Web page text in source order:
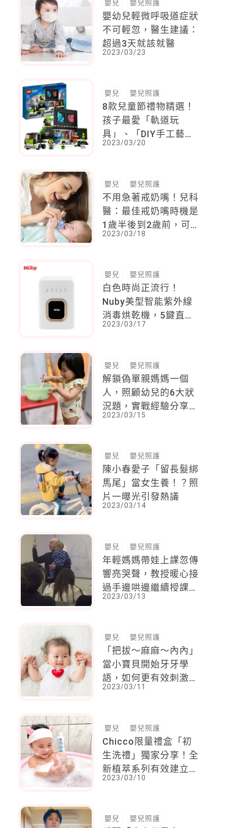
嬰兒 嬰兒照護
嬰幼兒輕微呼吸道症狀
不可輕忽，醫生建議：
超過3天就該就醫
2023/03/23
嬰兒 嬰兒照護
8款兒童節禮物精選！
孩子最愛「軌道玩
具」、「DIY手工藝」
系列，父母最愛孩子拆
2023/03/20
嬰兒 嬰兒照護
不用急著戒奶嘴！兒科
醫：最佳戒奶嘴時機是
1歲半後到2歲前，可以
試試這樣做
2023/03/18
嬰兒 嬰兒照護
白色時尚正流行！
Nuby美型智能紫外線
消毒烘乾機，5鍵直覺
功能，輕鬆維持孩子食
2023/03/17
嬰兒 嬰兒照護
解鎖偽單親媽媽一個
人，照顧幼兒的6大狀
況題，實戰經驗分享超
實用
2023/03/15
嬰兒 嬰兒照護
陳小春愛子「留長髮綁
馬尾」當女生養！？照
片一曝光引發熱議
2023/03/14
嬰兒 嬰兒照護
年輕媽媽帶娃上課忽傳
響亮哭聲，教授暖心接
過手邊哄邊繼續授課
「照片瘋傳」感動眾人
2023/03/13
嬰兒 嬰兒照護
「把拔～麻麻～內內」
當小寶貝開始牙牙學
語，如何更有效刺激孩
子的語言發展？
2023/03/11
嬰兒 嬰兒照護
Chicco限量禮盒「初
生洗禮」獨家分享！全
新植萃系列有效建立皮
膚保護層，媽媽們直呼
嬰那時候～」
2023/03/10
嬰兒 嬰兒照護